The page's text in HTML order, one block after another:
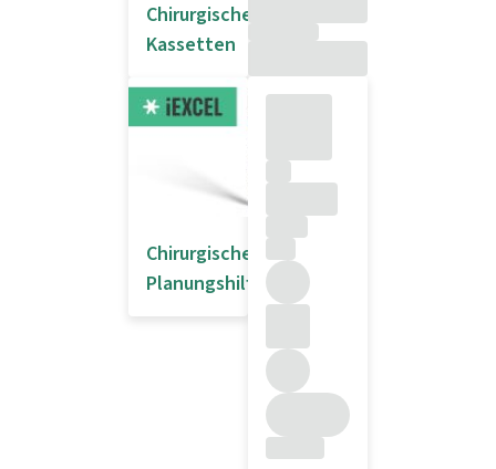
Chirurgische
Kassetten
Chirurgische
Planungshilfen